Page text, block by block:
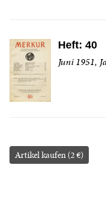
Heft: 40
Juni 1951,
Artikel kaufen (2 €)